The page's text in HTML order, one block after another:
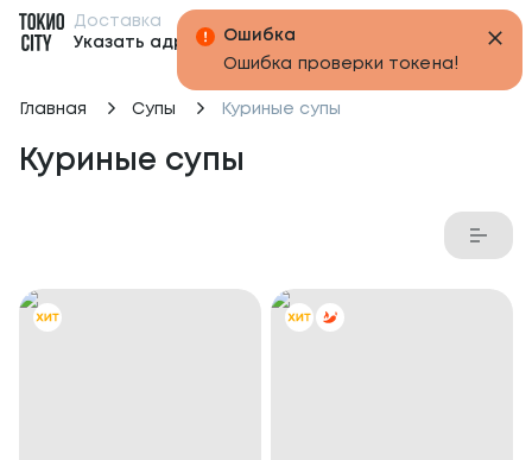
Доставка
Указать адрес
Главная Супы Куриные супы
Куриные супы